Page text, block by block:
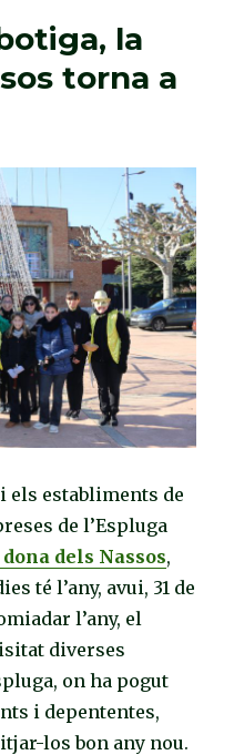
la
torna a
els establiments de
de l’Espluga
dels Nassos,
té l’any, avui, 31 de
l’any, el
diverses
on ha pogut
i depententes,
los bon any nou.